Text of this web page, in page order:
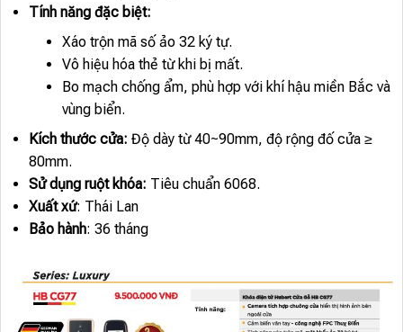
Tính năng đặc biệt:
Xáo trộn mã số ảo 32 ký tự.
Vô hiệu hóa thẻ từ khi bị mất.
Bo mạch chống ẩm, phù hợp với khí hậu miền Bắc và
vùng biển.
Kích thước cửa: Độ dày từ 40~90mm, độ rộng đố cửa ≥
80mm.
Sử dụng ruột khóa: Tiêu chuẩn 6068.
Xuất xứ: Thái Lan
Bảo hành: 36 tháng